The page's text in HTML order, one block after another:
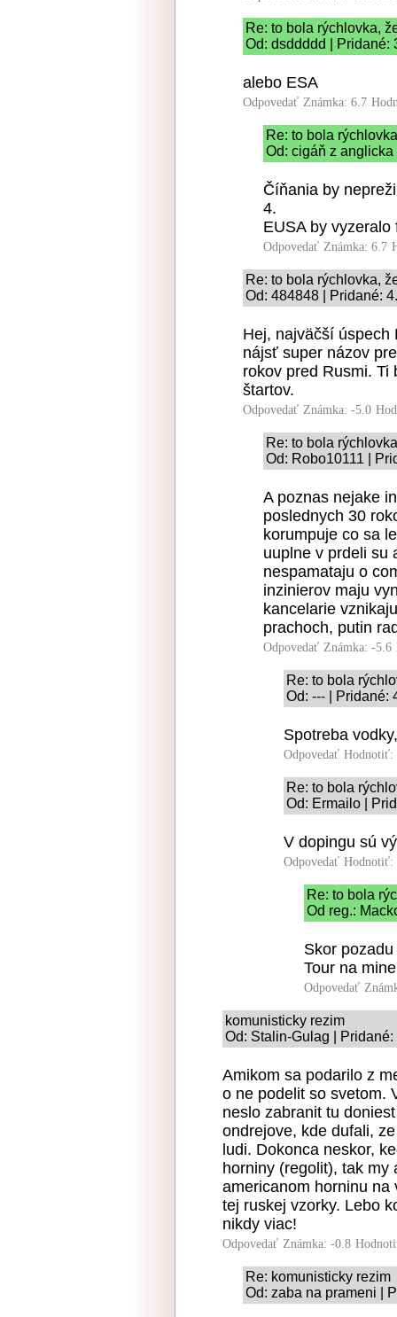
Re: to bola rýchlovka,
Od: dsddddd | Pridané:
alebo ESA
Odpovedať Známka: 6.7
Re: to bola
Od: cigáň z
Číňania by
4.
EUSA by vyzeralo
Odpovedať Známka: 6.7
Re: to bola rýchlovka,
Od: 484848 | Pridané:
Hej, najväčší úspech
nájsť super názov
rokov pred Rusmi. Ti
štartov.
Odpovedať Známka: -5.0
Re: to bola
Od: Robo10111 |
A poznas nejake
poslednych 30
korumpuje co sa
uuplne v prdeli su
nespamataju o
inzinierov maju
kancelarie
prachoch, putin
Odpovedať Známka: -5.6
Re: to bola
Od: --- | Pridané:
Spotreba
Odpovedať Hodnotiť:
Re: to bola
Od: Ermailo |
V dopingu sú
Odpovedať Hodnotiť:
Re: to bola
Od reg.:
Skor
Tour na
Odpovedať
komunisticky rezim
Od: Stalin-Gulag |
Amikom sa podarilo z
o ne podelit so svetom.
neslo zabranit tu
ondrejove, kde dufali,
ludi. Dokonca neskor,
horniny (regolit), tak my
americanom horninu na
tej ruskej vzorky. Lebo
nikdy viac!
Odpovedať Známka: -0.8
Re: komunisticky rezim
Od: zaba na prameni |